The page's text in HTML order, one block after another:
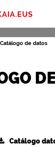
Catálogo de datos
Catálogo